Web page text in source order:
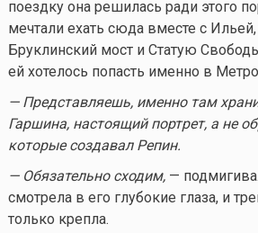
поездку она решилась ради этого
мечтали ехать сюда вместе с
Бруклинский мост и Статую
ей хотелось попасть именно в
— Представляешь, именно там
Гаршина, настоящий портрет, а не
которые создавал Репин.
— Обязательно сходим,—
смотрела в его глубокие глаза, и
только крепла.